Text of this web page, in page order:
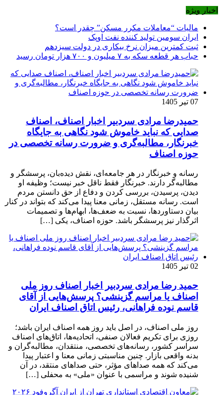
اخبار ویژه
مالیات “معاملات مکرر مسکن” چقدر است؟
ایران سومین تولید کننده نفت اوپک
ثبت کمترین میزان نرخ بیکاری در دولت سیزدهم
حباب هر قطعه سکه به ۷ میلیون و ۷۰۰ هزار تومان رسید
07 تیر 1405
حمیدرضا مرادی سردبیر اخبار اصناف، اصناف
صدایی که نباید خاموش شود نگاهی به جایگاه
خبرنگار، مطالبه‌گری و ضرورت رسانه تخصصی در
حوزه اصناف
رسانه و خبرنگار در هر جامعه‌ای، نقش دیده‌بان، پرسشگر و
مطالبه‌گر دارند. خبرنگار فقط ناقل خبر نیست؛ وظیفه او
دیدن، پرسیدن، بررسی کردن و دفاع از حق دانستن مردم
است. رسانه مستقل، زمانی معنا پیدا می‌کند که بتواند در کنار
بیان دستاوردها، نسبت به ضعف‌ها، ابهام‌ها و تصمیمات
اثرگذار نیز پرسشگر باشد. حوزه اصناف، یکی […]
02 تیر 1405
حمید رضا مرادی سردبیر اخبار اصناف روز ملی
اصناف یا مراسم گزینشی؟ پرسش‌هایی از آقای
قاسم نوده فراهانی، رئیس اتاق اصناف ایران
روز ملی اصناف، در اصل باید روز همه اصناف ایران باشد؛
روزی برای تکریم فعالان صنفی، اتحادیه‌ها، اتاق‌های اصناف
سراسر کشور، رسانه‌های تخصصی، منتقدان، مطالبه‌گران و
بدنه واقعی بازار. چنین مناسبتی زمانی معنا و اعتبار پیدا
می‌کند که همه صداهای مؤثر، حتی صداهای منتقد، در آن
شنیده شوند و مراسمی با عنوان «ملی» به محفلی […]